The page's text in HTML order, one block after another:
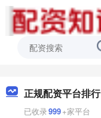
正规配资平台排行
已收录999+家平台